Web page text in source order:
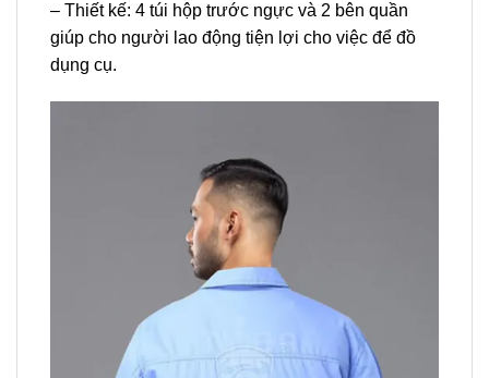
– Thiết kế: 4 túi hộp trước ngực và 2 bên quần
giúp cho người lao động tiện lợi cho việc để đồ
dụng cụ.